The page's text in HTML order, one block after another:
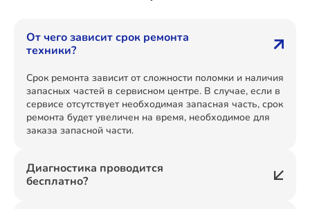
От чего зависит срок ремонта
техники?
Срок ремонта зависит от сложности поломки и наличия
запасных частей в сервисном центре. В случае, если в
сервисе отсутствует необходимая запасная часть, срок
ремонта будет увеличен на время, необходимое для
заказа запасной части.
Диагностика проводится
бесплатно?